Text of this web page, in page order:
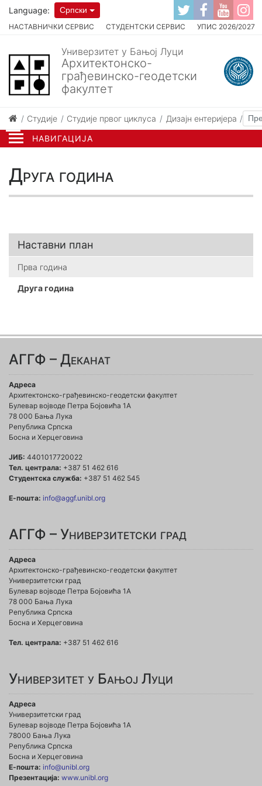
НАВИГАЦИЈА
НАСТАВНИЧКИ СЕРВИС СТУДЕНТСКИ СЕРВИС УПИС 2026/2027
Language: Српски
Универзитет у Бањој Луци
Архитектонско-
грађевинско-геодетски
факултет
Студије Студије првог циклуса Дизајн ентеријера
Наставни план
Прва година
Друга година
Друга година
АГГФ – Деканат
Адреса
Архитектонско-грађевинско-геодетски факултет
Булевар војводе Петра Бојовића 1A
78 000 Бања Лука
Република Српска
Босна и Херцеговина
ЈИБ: 4401017720022
Тел. централа: +387 51 462 616
Студентска служба: +387 51 462 545
Е-пошта: info@aggf.unibl.org
АГГФ – Универзитетски град
Адреса
Архитектонско-грађевинско-геодетски факултет
Универзитетски град
Булевар војводе Петра Бојовића 1A
78 000 Бања Лука
Република Српска
Босна и Херцеговина
Тел. централа: +387 51 462 616
Универзитет у Бањој Луци
Адреса
Универзитетски град
Булевар војводе Петра Бојовића 1А
78000 Бања Лука
Република Српска
Босна и Херцеговина
Е-пошта: info@unibl.org
Презентација: www.unibl.org